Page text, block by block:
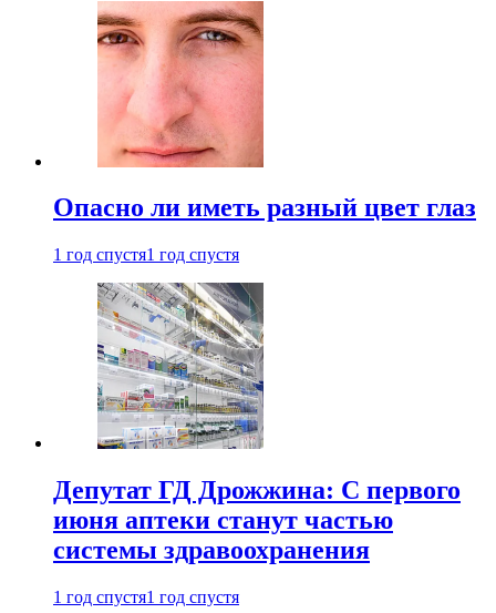
Опасно ли иметь разный цвет глаз
1 год спустя1 год спустя
Депутат ГД Дрожжина: С первого
июня аптеки станут частью
системы здравоохранения
1 год спустя1 год спустя